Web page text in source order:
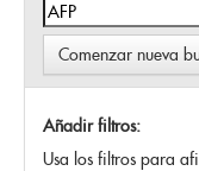
Comenzar nueva
Añadir filtros:
Usa los filtros para